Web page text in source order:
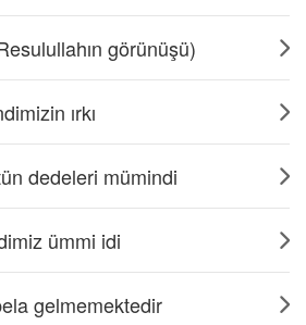
görünüşü)
ırkı
dedeleri mümindi
ümmi idi
gelmemektedir